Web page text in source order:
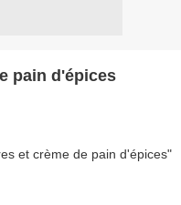
pain d'épices